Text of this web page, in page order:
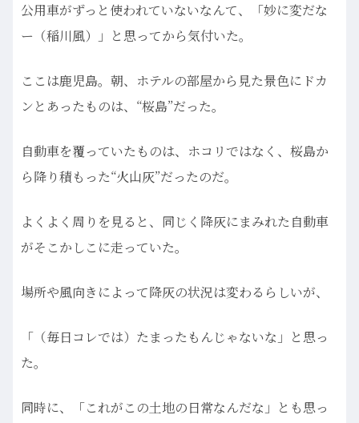
公用車がずっと使われていないなんて、「妙に変だな
ー（稲川風）」と思ってから気付いた。
ここは鹿児島。朝、ホテルの部屋から見た景色にドカ
ンとあったものは、“桜島”だった。
自動車を覆っていたものは、ホコリではなく、桜島か
ら降り積もった“火山灰”だったのだ。
よくよく周りを見ると、同じく降灰にまみれた自動車
がそこかしこに走っていた。
場所や風向きによって降灰の状況は変わるらしいが、
「（毎日コレでは）たまったもんじゃないな」と思っ
た。
同時に、「これがこの土地の日常なんだな」とも思っ